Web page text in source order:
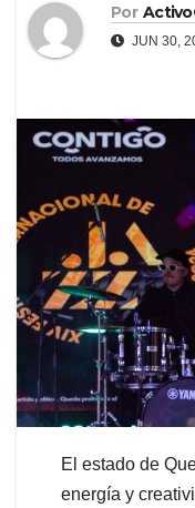
Por
JUN 30,
El estado de
energía y